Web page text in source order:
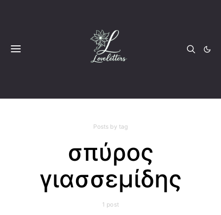
Posts by tag
σπύρος
γιασσεμίδης
1 post